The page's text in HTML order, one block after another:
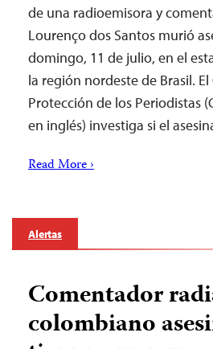
de una radioemisora y
Lourenço dos Santos murió
domingo, 11 de julio, en el
la región nordeste de Brasil.
Protección de los Periodistas
en inglés) investiga si el
Read More ›
Alertas
Comentador
colombiano